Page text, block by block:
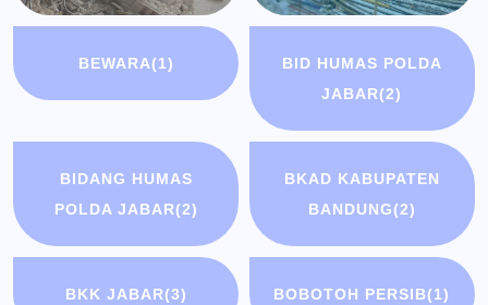
BEWARA(1)
BID HUMAS POLDA
JABAR(2)
BIDANG HUMAS
POLDA JABAR(2)
BKAD KABUPATEN
BANDUNG(2)
BKK JABAR(3) BOBOTOH PERSIB(1)